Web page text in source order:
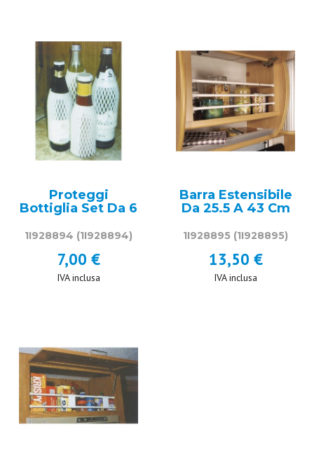
Proteggi
Bottiglia Set Da 6
1I928894 (1I928894)
7,00 €
IVA inclusa
Barra Estensibile
Da 25.5 A 43 Cm
1I928895 (1I928895)
13,50 €
IVA inclusa